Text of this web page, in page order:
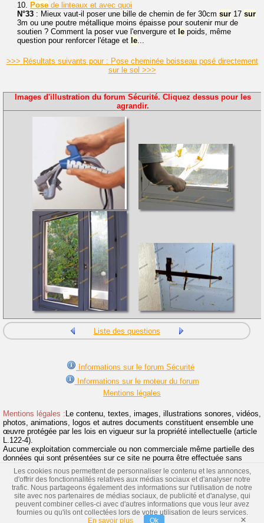
Diaporama|Normes|Infos|Toute la sécurité|Images
10. Pose de linteaux et avec quoi
N°33 : Mieux vaut-il poser une bille de chemin de fer 30cm sur 17 sur
3m ou une poutre métallique moins épaisse pour soutenir mur de
soutien ? Comment la poser vue l'envergure et le poids, même
question pour renforcer l'étage et le...
>>> Résultats suivants pour : Pose cheminée boisseau posé directement
sur le sol >>>
Images d'illustration du forum Sécurité. Cliquez dessus pour les
agrandir.
Liste des questions
Informations sur le forum Sécurité
Informations sur le moteur du forum
Mentions légales
Mentions légales : Le contenu, textes, images, illustrations sonores, vidéos,
photos, animations, logos et autres documents constituent ensemble une
œuvre protégée par les lois en vigueur sur la propriété intellectuelle (article
L.122-4).
Aucune exploitation commerciale ou non commerciale même partielle des
données qui sont présentées sur ce site ne pourra être effectuée sans
l'accord préalable et écrit de la SARL Bricovidéo.
Toute reproduction même partielle du contenu de ce site et de l'utilisation
de la marque Bricovidéo sans autorisation sont interdites et donneront suite
à des poursuites.>> Lire la suite
© Bricovidéo
Les cookies nous permettent de personnaliser le contenu et les annonces,
d'offrir des fonctionnalités relatives aux médias sociaux et d'analyser notre
trafic. Nous partageons également des informations sur l'utilisation de notre
site avec nos partenaires de médias sociaux, de publicité et d'analyse, qui
peuvent combiner celles-ci avec d'autres informations que vous leur avez
fournies ou qu'ils ont collectées lors de votre utilisation de leurs services.
En savoir plus
Ok ×